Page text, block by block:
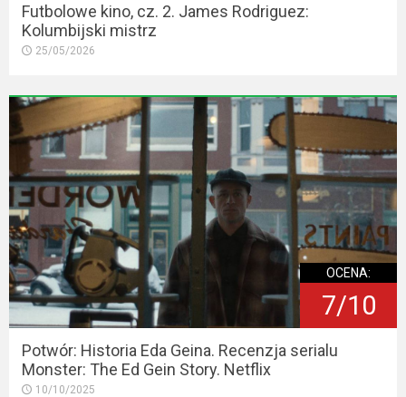
Futbolowe kino, cz. 2. James Rodriguez:
Kolumbijski mistrz
25/05/2026
OCENA:
7/10
Potwór: Historia Eda Geina. Recenzja serialu
Monster: The Ed Gein Story. Netflix
10/10/2025